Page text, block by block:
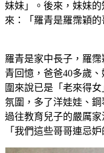
妹妹」。後來，妹妹
來：「羅青是羅霈穎的
羅青是家中長子，羅
青回憶，爸爸40多歲
圍來說已是「老來得
氛圍，多了洋娃娃、
過往教育兒子的嚴厲
「我們這些哥哥連忌